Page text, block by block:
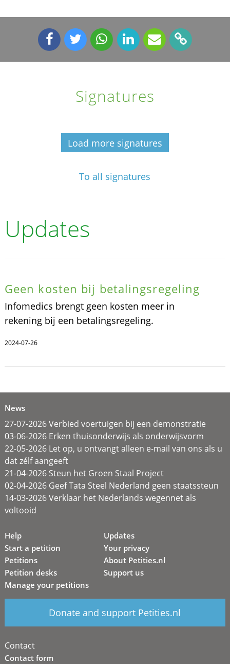
Signatures
Load more signatures
To all signatures
Updates
Geen kosten bij betalingsregeling
Infomedics brengt geen kosten meer in
rekening bij een betalingsregeling.
2024-07-26
News
27-07-2026 Verbied voertuigen bij een demonstratie
03-06-2026 Erken thuisonderwijs als onderwijsvorm
22-05-2026 Let op, u ontvangt alleen e-mail van ons als u
dat zélf aangeeft
21-04-2026 Steun het Groen Staal Project
02-04-2026 Geef Tata Steel Nederland geen staatssteun
14-03-2026 Verklaar het Nederlands wegennet als
voltooid
Help
Start a petition
Petitions
Petition desks
Manage your petitions
Updates
Your privacy
About Petities.nl
Support us
Donate and support Petities.nl
Contact
Contact form